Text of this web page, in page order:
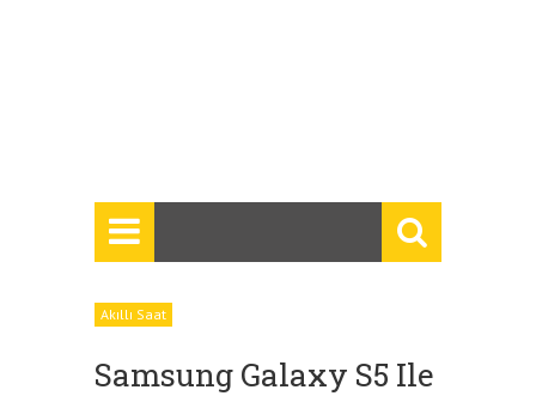
Akıllı Saat
Samsung Galaxy S5 Ile